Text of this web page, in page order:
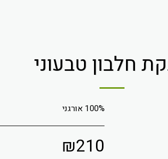
חלבון טבעוני
100% אורגני
₪210